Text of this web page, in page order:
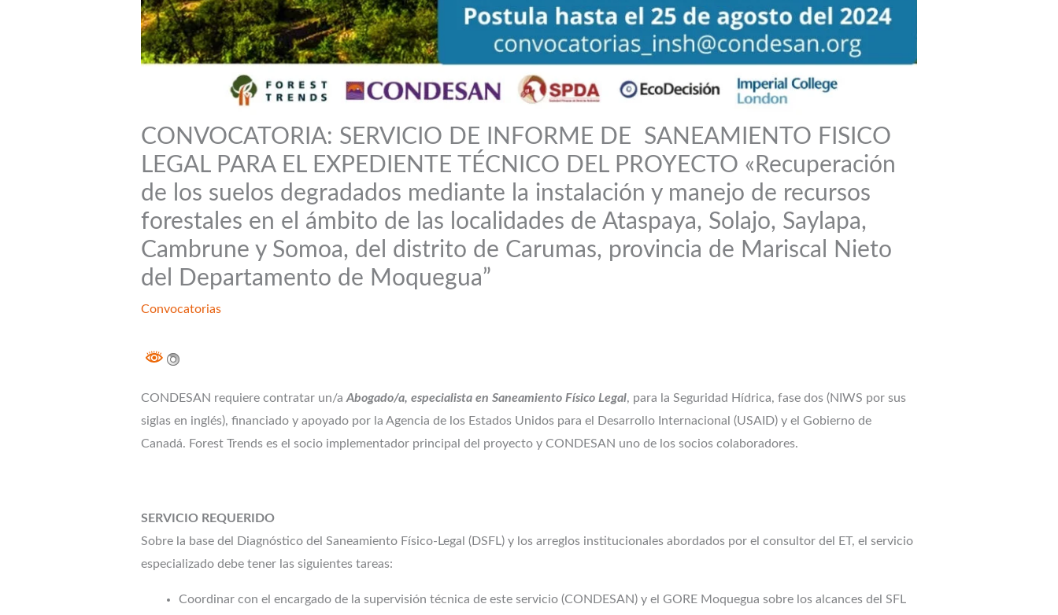
CONVOCATORIA: SERVICIO DE INFORME DE SANEAMIENTO FISICO
LEGAL PARA EL EXPEDIENTE TÉCNICO DEL PROYECTO «Recuperación
de los suelos degradados mediante la instalación y manejo de recursos
forestales en el ámbito de las localidades de Ataspaya, Solajo, Saylapa,
Cambrune y Somoa, del distrito de Carumas, provincia de Mariscal Nieto
del Departamento de Moquegua”
Convocatorias
CONDESAN requiere contratar un/aAbogado/a, especialista en Saneamiento Físico Legal, para la Seguridad Hídrica, fase dos (NIWS por sus
siglas en inglés), financiado y apoyado por la Agencia de los Estados Unidos para el Desarrollo Internacional (USAID) y el Gobierno de
Canadá. Forest Trends es el socio implementador principal del proyecto y CONDESAN uno de los socios colaboradores.
SERVICIO REQUERIDO
Sobre la base del Diagnóstico del Saneamiento Físico-Legal (DSFL) y los arreglos institucionales abordados por el consultor del ET, el servicio
especializado debe tener las siguientes tareas:
Coordinar con el encargado de la supervisión técnica de este servicio (CONDESAN) y el GORE Moquegua sobre los alcances del SFL